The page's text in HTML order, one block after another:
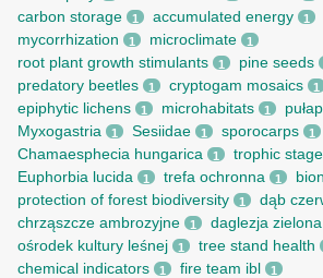
carbon storage 1 accumulated energy 1
mycorrhization 1 microclimate 1
root рlant growth stimulants 1 pine seeds
predatory beetles 1 cryptogam mosaics 1
epiphytic lichens 1 microhabitats 1
Myxogastria 1 Sesiidae 1 sporocarps 1
Chamaesphecia hungarica 1 trophic
Euphorbia lucida 1 trefa ochronna 1
protection of forest biodiversity 1 dąb
chrząszcze ambrozyjne 1 daglezja zielona
ośrodek kultury leśnej 1 tree stand health
chemical indicators 1 fire team ibl 1